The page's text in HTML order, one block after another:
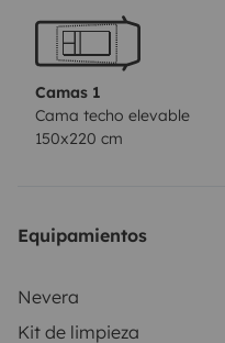
nueva aventura?
Camas 1
Cama techo elevable
150x220 cm
Equipamientos
Nevera
Kit de limpieza